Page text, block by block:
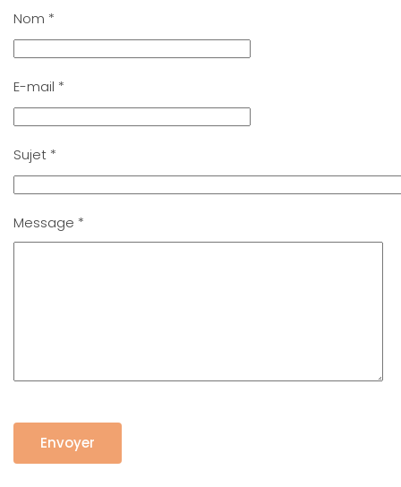
Nom *
E-mail *
Sujet *
Message *
Envoyer